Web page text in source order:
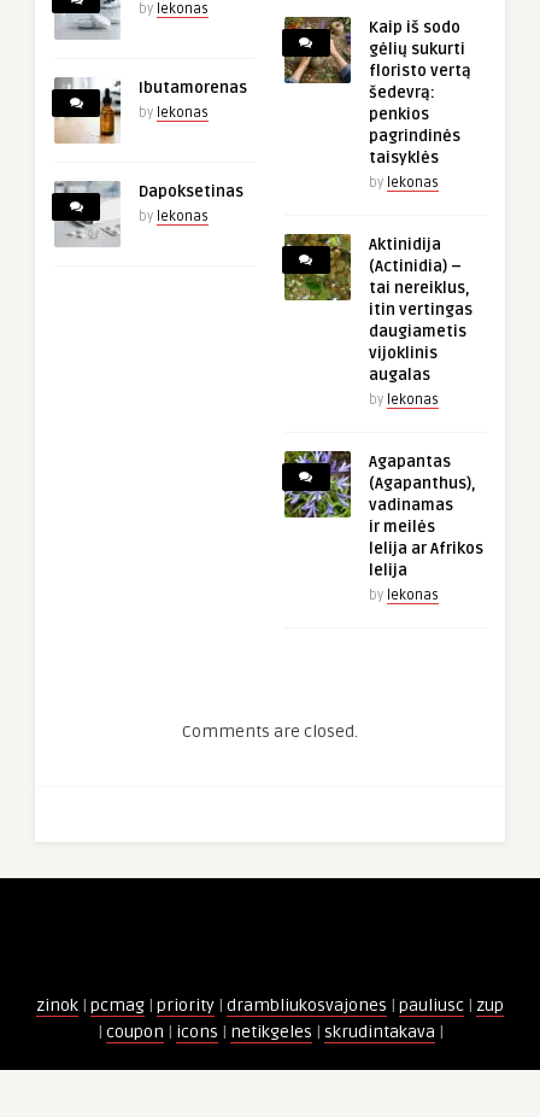
by lekonas
Ibutamorenas
by lekonas
Dapoksetinas
by lekonas
Kaip iš sodo
gėlių sukurti
floristo vertą
šedevrą:
penkios
pagrindinės
taisyklės
by lekonas
Aktinidija
(Actinidia) –
tai nereiklus,
itin vertingas
daugiametis
vijoklinis
augalas
by lekonas
Agapantas
(Agapanthus),
vadinamas
ir meilės
lelija ar Afrikos
lelija
by lekonas
Comments are closed.
zinok pcmag priority drambliukosvajones pauliusc
zup
coupon icons netikgeles skrudintakava